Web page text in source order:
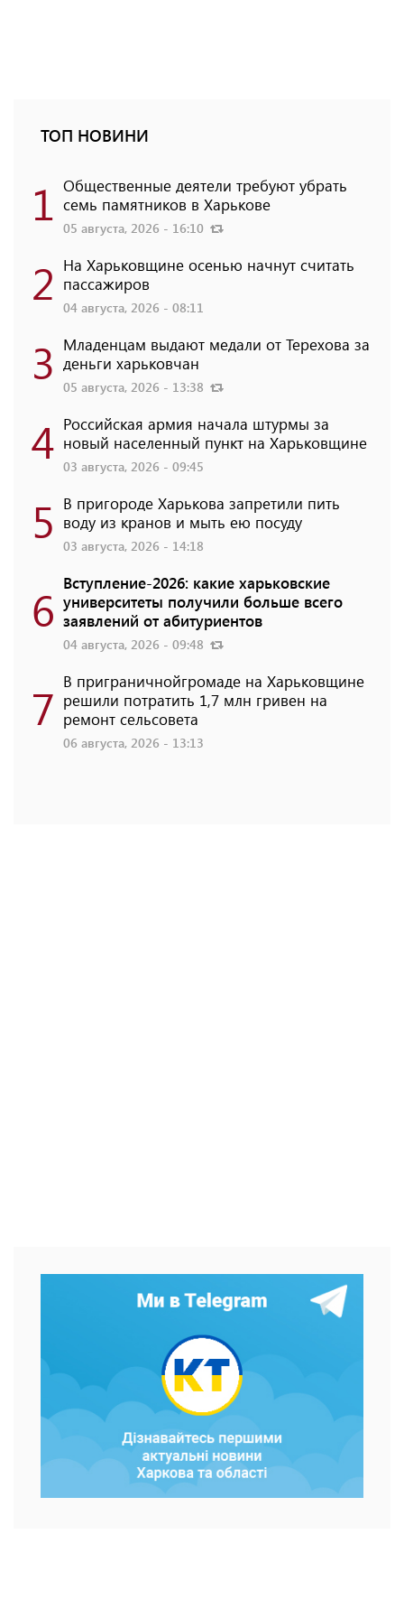
ТОП НОВИНИ
1 Общественные деятели требуют убрать
семь памятников в Харькове
05 августа, 2026 - 16:10
2 На Харьковщине осенью начнут считать
пассажиров
04 августа, 2026 - 08:11
3 Младенцам выдают медали от Терехова за
деньги харьковчан
05 августа, 2026 - 13:38
4 Российская армия начала штурмы за
новый населенный пункт на Харьковщине
03 августа, 2026 - 09:45
5 В пригороде Харькова запретили пить
воду из кранов и мыть ею посуду
03 августа, 2026 - 14:18
6 Вступление-2026: какие харьковские
университеты получили больше всего
заявлений от абитуриентов
04 августа, 2026 - 09:48
7 В приграничнойгромаде на Харьковщине
решили потратить 1,7 млн ​​гривен на
ремонт сельсовета
06 августа, 2026 - 13:13